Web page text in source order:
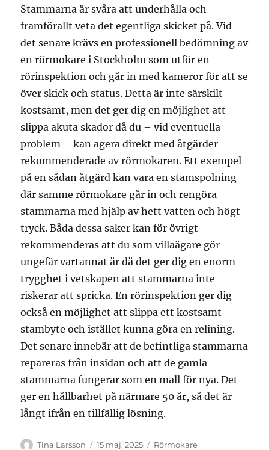
Stammarna är svåra att underhålla och
framförallt veta det egentliga skicket på. Vid
det senare krävs en professionell bedömning av
en rörmokare i Stockholm som utför en
rörinspektion och går in med kameror för att se
över skick och status. Detta är inte särskilt
kostsamt, men det ger dig en möjlighet att
slippa akuta skador då du – vid eventuella
problem – kan agera direkt med åtgärder
rekommenderade av rörmokaren. Ett exempel
på en sådan åtgärd kan vara en stamspolning
där samme rörmokare går in och rengöra
stammarna med hjälp av hett vatten och högt
tryck. Båda dessa saker kan för övrigt
rekommenderas att du som villaägare gör
ungefär vartannat år då det ger dig en enorm
trygghet i vetskapen att stammarna inte
riskerar att spricka. En rörinspektion ger dig
också en möjlighet att slippa ett kostsamt
stambyte och istället kunna göra en relining.
Det senare innebär att de befintliga stammarna
repareras från insidan och att de gamla
stammarna fungerar som en mall för nya. Det
ger en hållbarhet på närmare 50 år, så det är
långt ifrån en tillfällig lösning.
Författare
Tina Larsson
Publicerat
15 maj, 2025 Kategorier
Rörmokare